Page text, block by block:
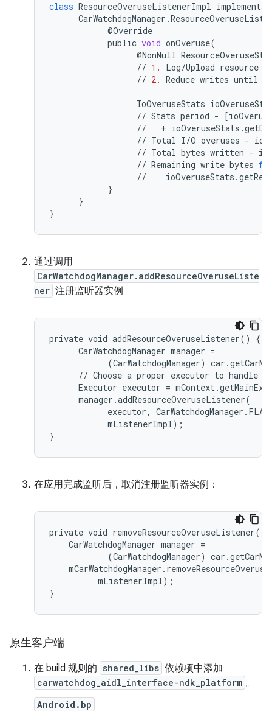
class ResourceOveruseListenerImpl implements
CarWatchdogManager .
@Override
public void onOveruse(
@NonNull
// 1. Log/Upload resource
// 2. Reduce writes until
IoOveruseStats
// Stats period - [
//
+ ioOveruseStats .
// Total I/O overuses -
// Total bytes written -
// Remaining write bytes
//
ioOveruseStats .
}
}
}
通过调用
CarWatchdogManager.addResourceOveruseListe
ner 注册监听器实例
private void addResourceOveruseListener() {
      CarWatchdogManager manager =
(CarWatchdogManager)
// Choose a proper executor to handle
Executor executor =
      manager.addResourceOveruseListener(
executor,
            mListenerImpl);
}
在应用完成监听后，取消注册监听器实例：
private void removeResourceOveruseListener()
    CarWatchdogManager manager =
(CarWatchdogManager)
          mListenerImpl);
}
原生客户端
在 build 规则的 shared_libs 依赖项中添加
carwatchdog_aidl_interface-ndk_platform 。
Android.bp